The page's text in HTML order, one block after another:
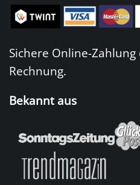
Sichere Online-
Rechnung.
Bekannt aus